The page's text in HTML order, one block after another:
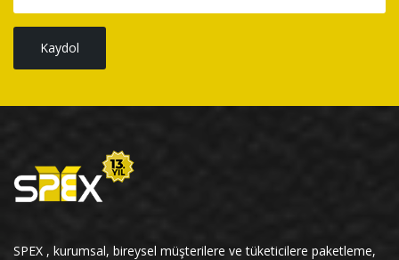
Kaydol
SPEX , kurumsal, bireysel müşterilere ve tüketicilere paketleme,